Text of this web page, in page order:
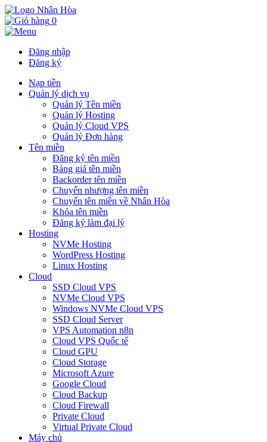
0
Đăng nhập
Đăng ký
Nạp tiền
Quản lý dịch vụ
Quản lý Tên miền
Quản lý Hosting
Quản lý Cloud VPS
Quản lý Đơn hàng
Tên miền
Đăng ký tên miền
Bảng giá tên miền
Backorder tên miền
Chuyển nhượng tên miền
Chuyển tên miền về Nhân Hòa
Khóa tên miền
Đăng ký làm đại lý
Hosting
NVMe Hosting
WordPress Hosting
Linux Hosting
Cloud
SSD Cloud VPS
NVMe Cloud VPS
Windows NVMe Cloud VPS
SSD Cloud Server
VPS Automation n8n
Cloud VPS Quốc tế
Cloud GPU
Cloud Storage
Microsoft Azure
Google Cloud
Cloud Backup
Cloud Firewall
Private Cloud
Virtual Private Cloud
Máy chủ